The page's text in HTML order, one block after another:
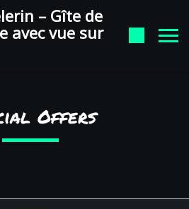
– Gîte de
avec vue sur
Offers